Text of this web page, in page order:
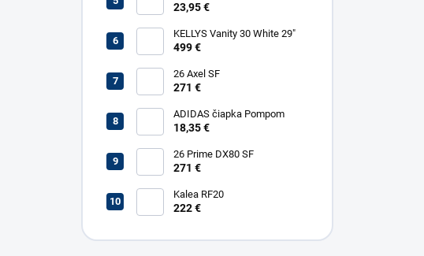
Woven
23,95 €
KELLYS Vanity 30 White 29"
499 €
26 Axel SF
271 €
ADIDAS čiapka Pompom
18,35 €
26 Prime DX80 SF
271 €
Kalea RF20
222 €